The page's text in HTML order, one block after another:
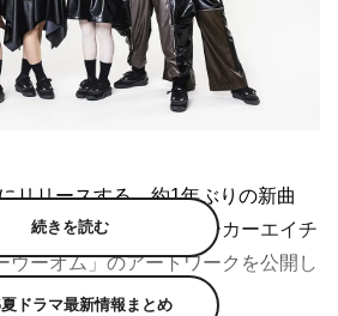
リリースする、約1年ぶりの新曲
スィーナーエイチキューカーエイチ
ウーオム」のアートワークを公開し
続きを読む
ドラマ最新情報まとめ